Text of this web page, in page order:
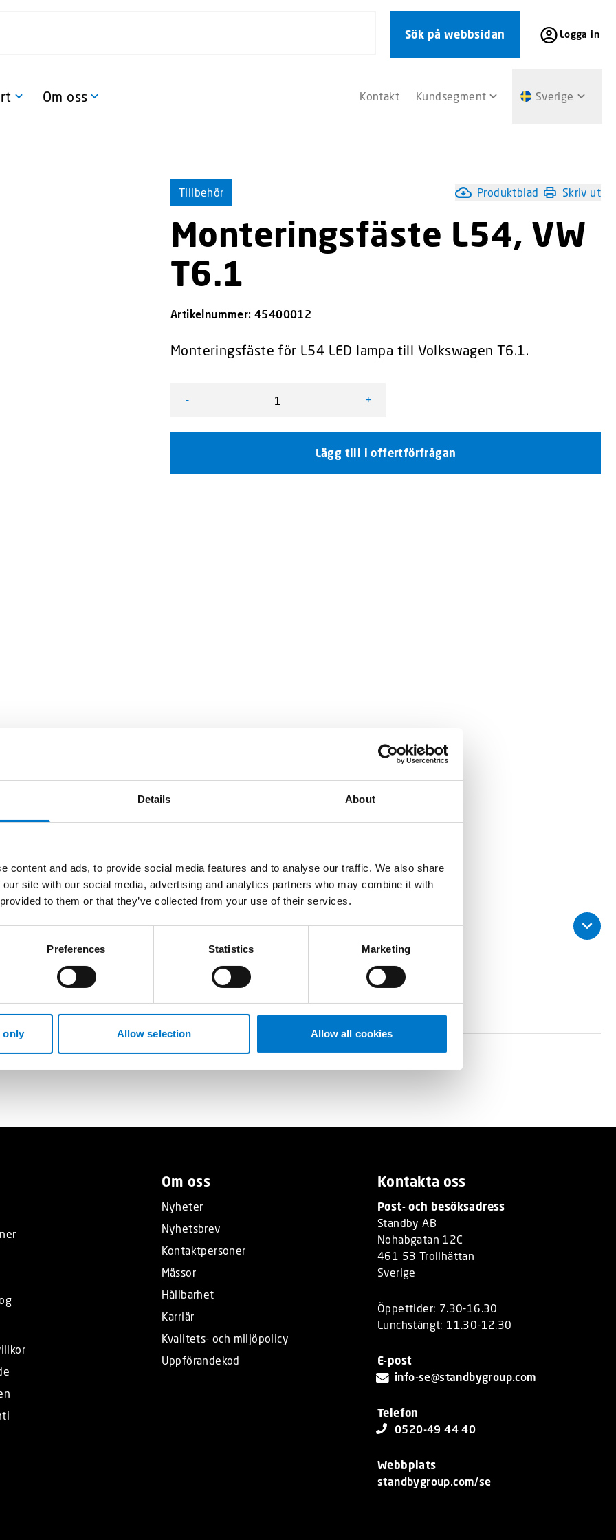
Details About
content and ads, to provide social media features and to analyse our traffic. We also share
site with our social media, advertising and analytics partners who may combine it with
to them or that they’ve collected from your use of their services.
Preferences Statistics Marketing
only Allow selection Allow all cookies
Sök på webbsidan Logga in
Om oss Kontakt Kundsegment Sverige
Tillbehör Produktblad Skriv ut
Monteringsfäste L54, VW
T6.1
Artikelnummer:45400012
Monteringsfäste för L54 LED lampa till Volkswagen T6.1.
-
Monteringsfäste L54, VW T6.1 mängd
+
Lägg till i offertförfrågan
Om oss
Nyheter
Nyhetsbrev
Kontaktpersoner
Mässor
Hållbarhet
Karriär
Kvalitets- och miljöpolicy
Uppförandekod
Kontakta oss
Post- och besöksadress
Standby AB
Nohabgatan 12C
461 53 Trollhättan
Sverige
Öppettider: 7.30-16.30
Lunchstängt: 11.30-12.30
E-post
info-se@standbygroup.com
Telefon
0520-49 44 40
Webbplats
standbygroup.com/se